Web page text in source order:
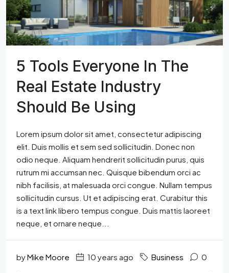
5 Tools Everyone In The
Real Estate Industry
Should Be Using
Lorem ipsum dolor sit amet, consectetur adipiscing
elit. Duis mollis et sem sed sollicitudin. Donec non
odio neque. Aliquam hendrerit sollicitudin purus, quis
rutrum mi accumsan nec. Quisque bibendum orci ac
nibh facilisis, at malesuada orci congue. Nullam tempus
sollicitudin cursus. Ut et adipiscing erat. Curabitur this
is a text link libero tempus congue. Duis mattis laoreet
neque, et ornare neque...
byMike Moore 10 years ago Business 0